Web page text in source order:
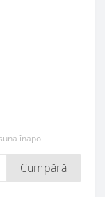
înapoi
Cumpără